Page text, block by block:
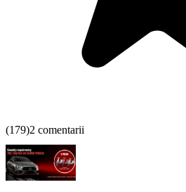
(179)2 comentarii